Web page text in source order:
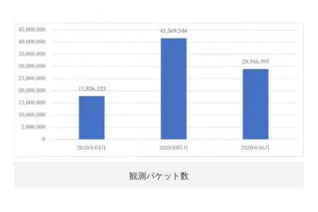
観測パケット数